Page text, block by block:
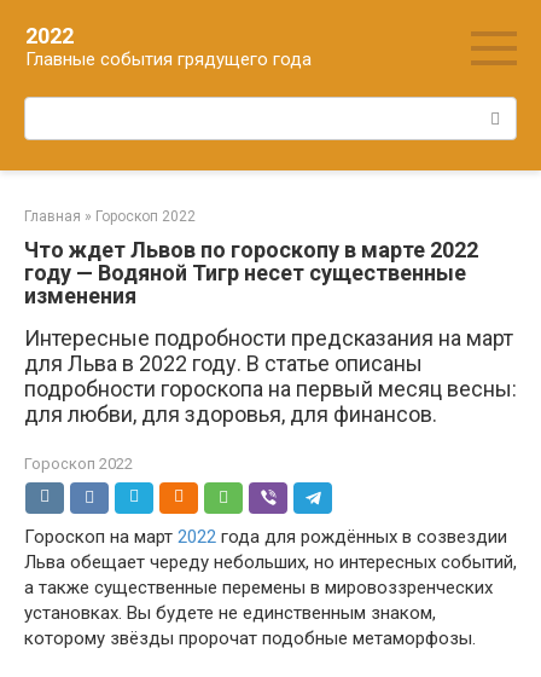
контенту
2022
Главные события грядущего года
Главная » Гороскоп 2022
Что ждет Львов по гороскопу в марте 2022
году — Водяной Тигр несет существенные
изменения
Интересные подробности предсказания на март
для Льва в 2022 году. В статье описаны
подробности гороскопа на первый месяц весны:
для любви, для здоровья, для финансов.
Гороскоп 2022
Гороскоп на март 2022 года для рождённых в созвездии
Льва обещает череду небольших, но интересных событий,
а также существенные перемены в мировоззренческих
установках. Вы будете не единственным знаком,
которому звёзды пророчат подобные метаморфозы.